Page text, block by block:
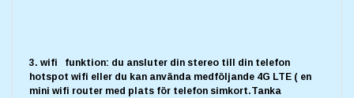
3. wifi funktion: du ansluter din stereo till din telefon
hotspot wifi eller du kan använda medföljande 4G LTE ( en
mini wifi router med plats för telefon simkort.Tanka